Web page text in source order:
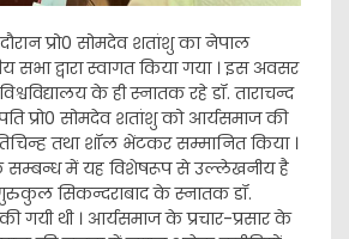
प्रो0 सोमदेव शतांशु का नेपाल
सभा द्वारा स्वागत किया गया । इस अवसर
के ही स्नातक रहे डॉ. ताराचन्द
प्रो0 सोमदेव शतांशु को आर्यसमाज की
तथा शॉल भेंटकर सम्मानित किया ।
में यह विशेषरूप से उल्लेखनीय है
सिकन्दराबाद के स्नातक डॉ.
की गयी थी । आर्यसमाज के प्रचार-प्रसार के